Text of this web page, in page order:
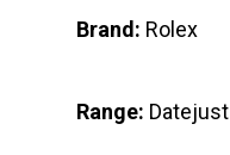
Brand: Rolex
Range: Datejust